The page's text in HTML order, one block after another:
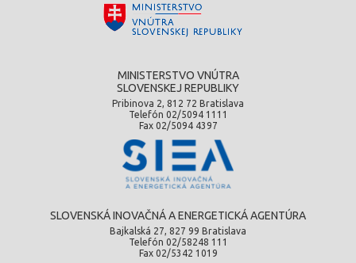
MINISTERSTVO VNÚTRA
SLOVENSKEJ REPUBLIKY
Pribinova 2, 812 72 Bratislava
Telefón 02/5094 1111
Fax 02/5094 4397
SLOVENSKÁ INOVAČNÁ A ENERGETICKÁ AGENTÚRA
Bajkalská 27, 827 99 Bratislava
Telefón 02/58248 111
Fax 02/5342 1019